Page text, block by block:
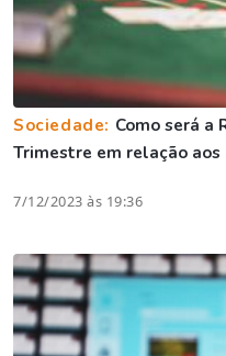
Sociedade: Como será a
Trimestre em relação aos
7/12/2023 às 19:36